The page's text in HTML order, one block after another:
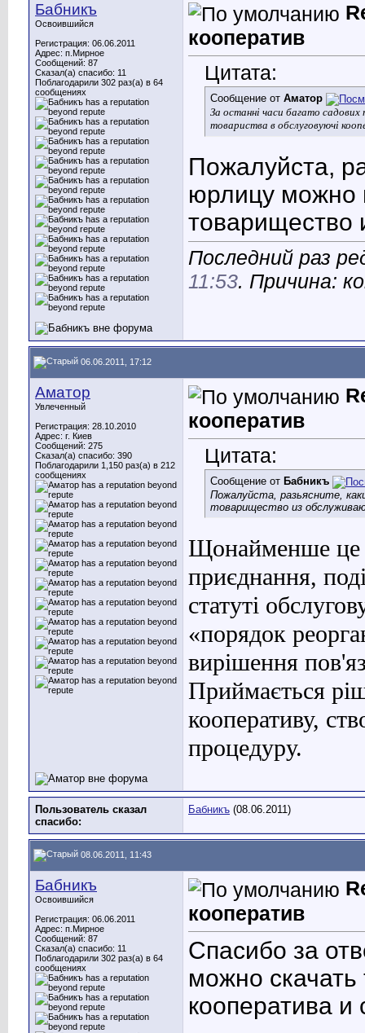
Бабникъ
Освоившийся
Регистрация: 06.06.2011
Адрес: п.Мирное
Сообщений: 87
Сказал(а) спасибо: 11
Поблагодарили 302 раз(а) в 64
сообщениях
кооператив
Цитата:
Сообщение от Аматор
За останні часи багато садових
товариства в обслуговуючі
Пожалуйста,
юрлицу можно
товарищество
Последний раз
11:53. Причина:
06.06.2011, 17:12
Аматор
Увлеченный
Регистрация: 28.10.2010
Адрес: г. Киев
Сообщений: 275
Сказал(а) спасибо: 390
Поблагодарили 1,150 раз(а) в 212
сообщениях
кооператив
Цитата:
Сообщение от Бабникъ
Пожалуйста, разьясните,
товарищество из
Щонайменше це
приєднання,
статуті
«порядок
вирішення
Приймається
кооперативу,
процедуру.
Пользователь сказал
cпасибо:
Бабникъ (08.06.2011)
08.06.2011, 11:43
Бабникъ
Освоившийся
Регистрация: 06.06.2011
Адрес: п.Мирное
Сообщений: 87
Сказал(а) спасибо: 11
Поблагодарили 302 раз(а) в 64
сообщениях
кооператив
Спасибо за
можно
кооператива и